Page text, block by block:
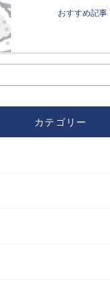
おすすめ記事
カテゴリー